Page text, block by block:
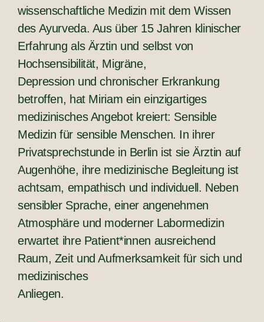
wissenschaftliche Medizin mit dem Wissen
des Ayurveda. Aus über 15 Jahren klinischer
Erfahrung als Ärztin und selbst von
Hochsensibilität, Migräne,
Depression und chronischer Erkrankung
betroffen, hat Miriam ein einzigartiges
medizinisches Angebot kreiert: Sensible
Medizin für sensible Menschen. In ihrer
Privatsprechstunde in Berlin ist sie Ärztin auf
Augenhöhe, ihre medizinische Begleitung ist
achtsam, empathisch und individuell. Neben
sensibler Sprache, einer angenehmen
Atmosphäre und moderner Labormedizin
erwartet ihre Patient*innen ausreichend
Raum, Zeit und Aufmerksamkeit für sich und
medizinisches
Anliegen.